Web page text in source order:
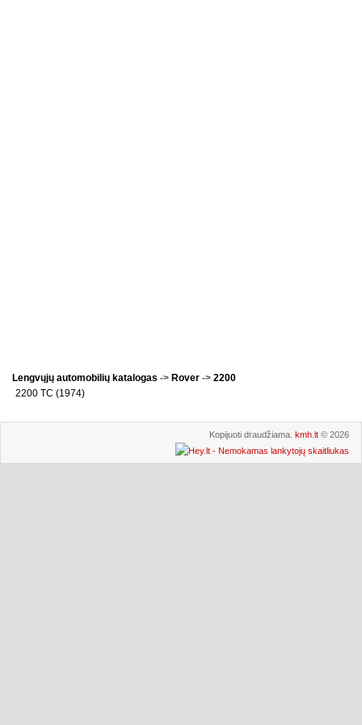
Lengvųjų automobilių katalogas -> Rover -> 2200
2200 TC (1974)
Kopijuoti draudžiama. kmh.lt © 2026